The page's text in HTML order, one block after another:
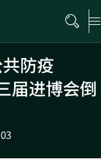
防疫
届进博会倒